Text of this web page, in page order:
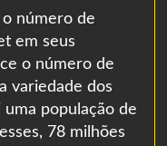
número de
em seus
o número de
variedade dos
população de
78 milhões